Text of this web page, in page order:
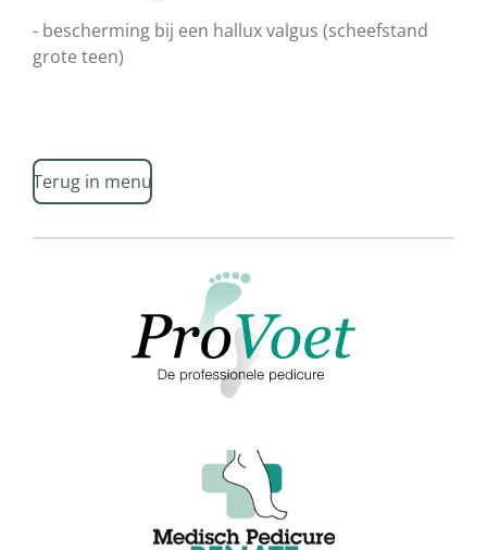
- bescherming bij een hallux valgus (scheefstand
grote teen)
Terug in menu